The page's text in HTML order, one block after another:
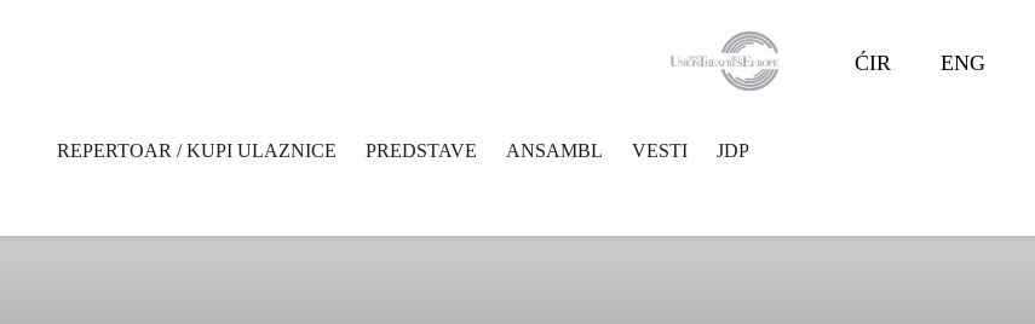
ĆIR ENG
REPERTOAR / KUPI ULAZNICE PREDSTAVE ANSAMBL VESTI JDP